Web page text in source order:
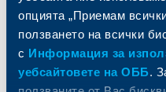
опцията „Приемам
ползването на всички
с Информация за
уебсайтовете на ОББ.
Карти
Сметки и плащания
Кредити
Спестявания и инвестиции